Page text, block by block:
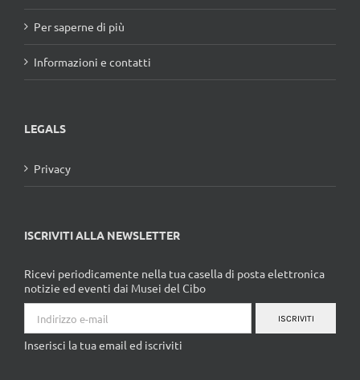
Per saperne di più
Informazioni e contatti
LEGALS
Privacy
ISCRIVITI ALLA NEWSLETTER
Ricevi periodicamente nella tua casella di posta elettronica
notizie ed eventi dai Musei del Cibo
ISCRIVITI
Inserisci la tua email ed iscriviti